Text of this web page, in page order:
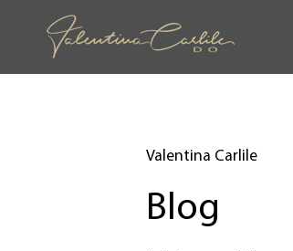
Valentina Carlile
Blog